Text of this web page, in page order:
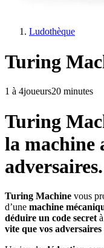
Ludothèque
Turing
1 à 4joueurs20 minutes
Turing
la machine
adversaires.
Turing Machine vous
d’une machine
déduire un code secret
vite que vos adversaires